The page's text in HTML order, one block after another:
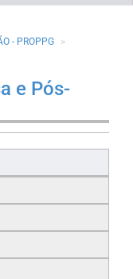
- PROPPG
e Pós-